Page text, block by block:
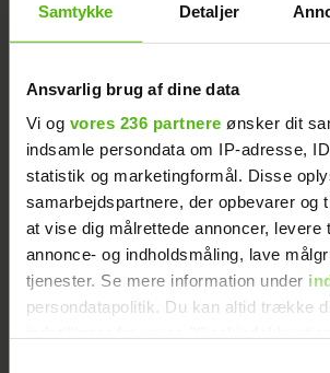
Samtykke Detaljer
Ansvarlig brug af dine data
Vi og vores 236 partnere ønsker dit
indsamle persondata om IP-adresse,
statistik og marketingformål. Disse
samarbejdspartnere, der opbevarer og
at vise dig målrettede annoncer, levere
annonce- og indholdsmåling, lave
tjenester. Se mere information under
persondatapolitik. Du kan altid trække
Min veninde vil tage børnene
men jeg forstår ikke hendes